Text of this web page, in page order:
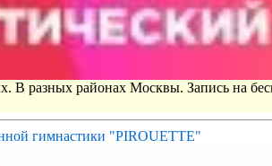
В разных районах Москвы. Запись на
гимнастики "PIROUETTE"